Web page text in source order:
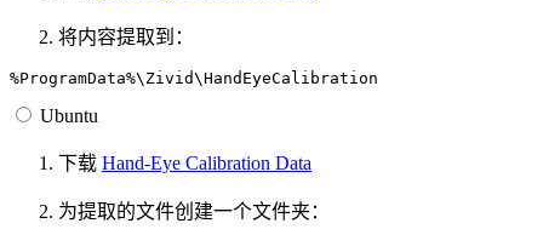
将内容提取到：
Ubuntu
下载 Hand-Eye Calibration Data
为提取的文件创建一个文件夹：